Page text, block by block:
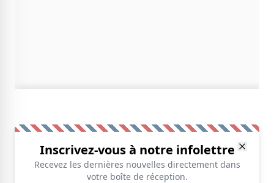
Inscrivez-vous à notre infolettre
Recevez les dernières nouvelles directement dans
votre boîte de réception.